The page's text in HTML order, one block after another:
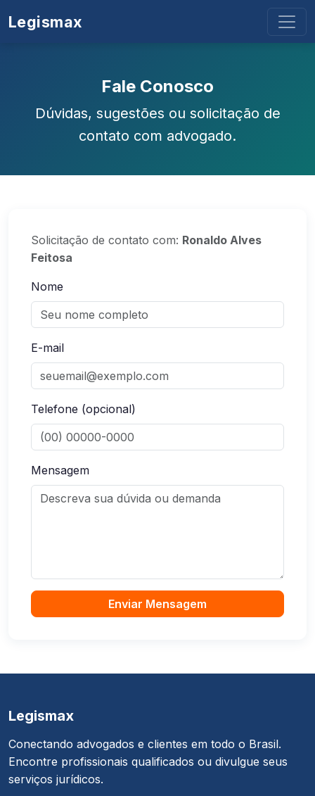
Legismax
Fale Conosco
Dúvidas, sugestões ou solicitação de
contato com advogado.
Solicitação de contato com: Ronaldo Alves
Feitosa
Nome
E-mail
Telefone (opcional)
Mensagem
Enviar Mensagem
Legismax
Conectando advogados e clientes em todo o Brasil.
Encontre profissionais qualificados ou divulgue seus
serviços jurídicos.